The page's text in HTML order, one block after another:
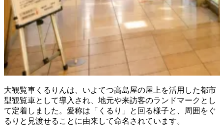
大観覧車くるりんは、いよてつ高島屋の屋上を活用した都市
型観覧車として導入され、地元や来訪客のランドマークとし
て定着しました。愛称は「くるり」と回る様子と、周囲をぐ
るりと見渡せることに由来して命名されています。